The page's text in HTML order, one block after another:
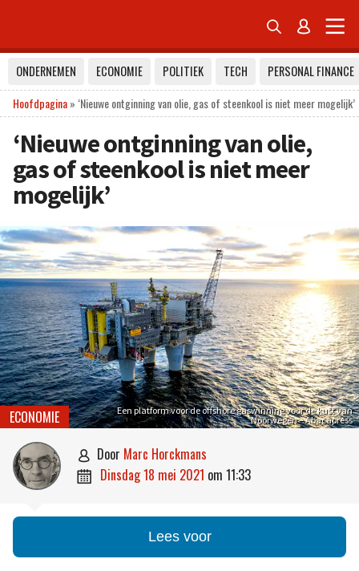
 
ONDERNEMEN ECONOMIE POLITIEK TECH
PERSONAL FINANCE
Hoofdpagina» ‘Nieuwe ontginning van olie, gas of steenkool is niet meer mogelijk’
‘Nieuwe ontginning van olie,
gas of steenkool is niet meer
mogelijk’
Een platform voor de offshore gaswinning voor de kust van
Noorwegen – Abacapress
ECONOMIE
 door Marc Horckmans
 dinsdag 18 mei 2021 om 11:33
Lees voor